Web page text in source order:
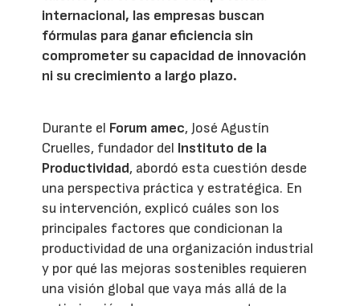
internacional, las empresas buscan
fórmulas para ganar eficiencia sin
comprometer su capacidad de innovación
ni su crecimiento a largo plazo.
Durante el Forum amec, José Agustín
Cruelles, fundador del Instituto de la
Productividad, abordó esta cuestión desde
una perspectiva práctica y estratégica. En
su intervención, explicó cuáles son los
principales factores que condicionan la
productividad de una organización industrial
y por qué las mejoras sostenibles requieren
una visión global que vaya más allá de la